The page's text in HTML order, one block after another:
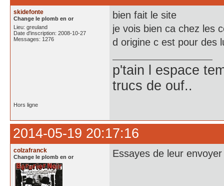
skidefonte
Change le plomb en or
Lieu: greuland
Date d'inscription: 2008-10-27
Messages: 1276
bien fait le site
je vois bien ca chez les
d origine c est pour des
p'tain l espace
trucs de ouf..
Hors ligne
2014-05-19 20:17:16
colzafranck
Change le plomb en or Essayes de leur